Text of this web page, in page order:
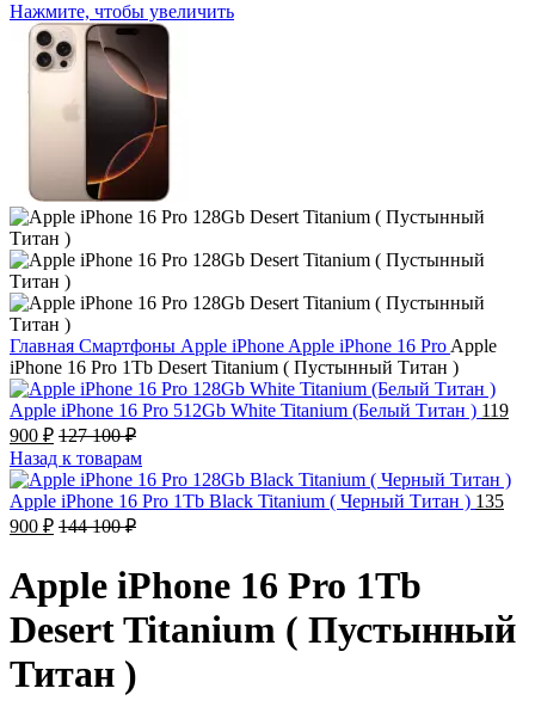
Нажмите, чтобы увеличить
Главная Смартфоны Apple iPhone Apple iPhone 16 Pro Apple
iPhone 16 Pro 1Tb Desert Titanium ( Пустынный Титан )
Apple iPhone 16 Pro 512Gb White Titanium (Белый Титан ) 119
900 ₽ 127 100₽
Назад к товарам
Apple iPhone 16 Pro 1Tb Black Titanium ( Черный Титан ) 135
900 ₽ 144 100₽
Apple iPhone 16 Pro 1Tb
Desert Titanium ( Пустынный
Титан )